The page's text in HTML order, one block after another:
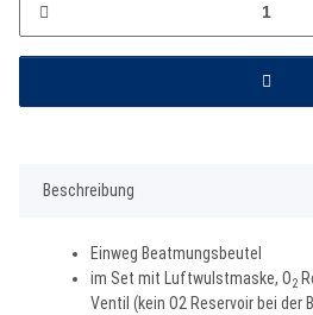
Beschreibung
Einweg Beatmungsbeutel
im Set mit Luftwulstmaske, O2
Ventil (kein O2 Reservoir bei der